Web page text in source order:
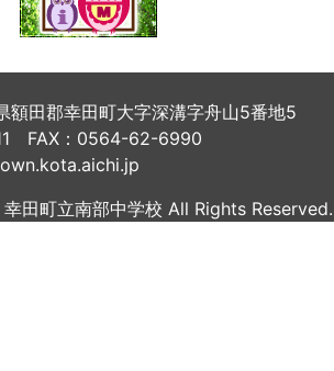
田郡幸田町大字深溝字舟山5番地5
FAX：0564-62-6990
田町立南部中学校 All Rights Reserved.